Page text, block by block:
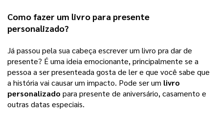
Como fazer um livro para presente
personalizado?
Já passou pela sua cabeça escrever um livro pra dar de
presente? É uma ideia emocionante, principalmente se a
pessoa a ser presenteada gosta de ler e que você sabe que
a história vai causar um impacto. Pode ser um livro
personalizado para presente de aniversário, casamento e
outras datas especiais.